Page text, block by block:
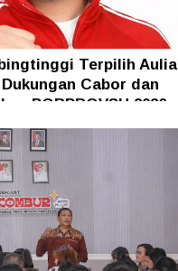
Terpilih Aulia
Cabor dan
PORPROVSU 2026